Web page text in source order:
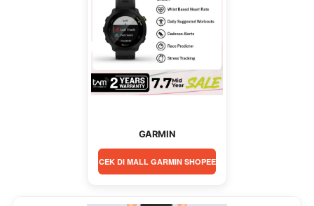
GARMIN
CEK DI MALL GARMIN SHOPEE